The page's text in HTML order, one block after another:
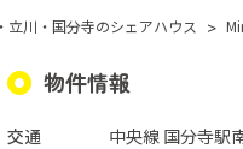
立川・国分寺のシェアハウス >
物件情報
交通 中央線 国分寺駅